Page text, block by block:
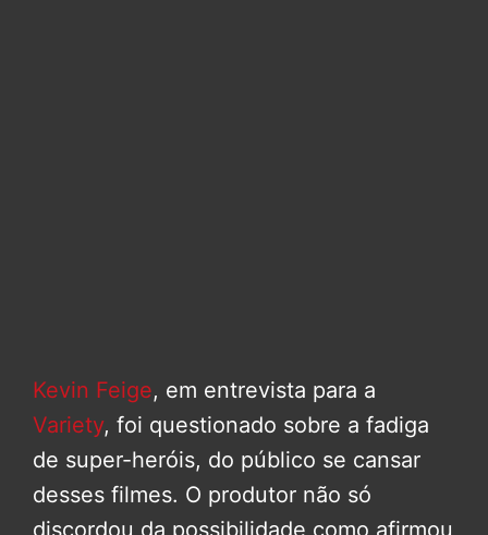
Kevin Feige, em entrevista para a
Variety, foi questionado sobre a fadiga
de super-heróis, do público se cansar
desses filmes. O produtor não só